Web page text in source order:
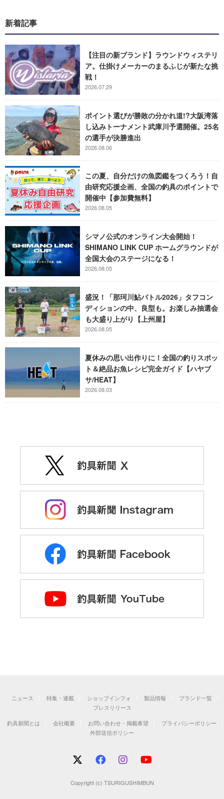
新着記事
【注目の新ブランド】ラウンドウィステリ
ア。仕掛けメーカーのまるふじが新たな挑
戦！
2026.07.29
ポイント選びが勝敗の分かれ道!?大阪湾落
し込みトーナメント武庫川予選開催。25名
の選手が決勝進出
2026.08.06
この夏、自分だけの魚図鑑をつくろう！自
由研究応援企画、全国の釣具のポイントで
開催中【参加費無料】
2026.08.05
シマノ公式のオンライン大会開始！
SHIMANO LINK CUP ホームグラウンドが
全国大会のステージになる！
2026.08.05
盛況！「那珂川鮎バトル2026」タフコン
ディションの中、良型も。お楽しみ抽選会
も大盛り上がり【上州屋】
2026.08.05
夏休みの思い出作りに！全国の釣りスポッ
ト＆絶品お魚レシピ完全ガイド【ハヤブ
サ/HEAT】
2026.08.03
ニュース 特集・連載 ショップインフォ 製品情報
ブランド一覧
プレスリリース
釣具新聞とは
会社概要 お問い合わせ・掲載希望
プライバシーポリシー
外部送信ポリシー
Copyright (c) TSURIGUSHIMBUN